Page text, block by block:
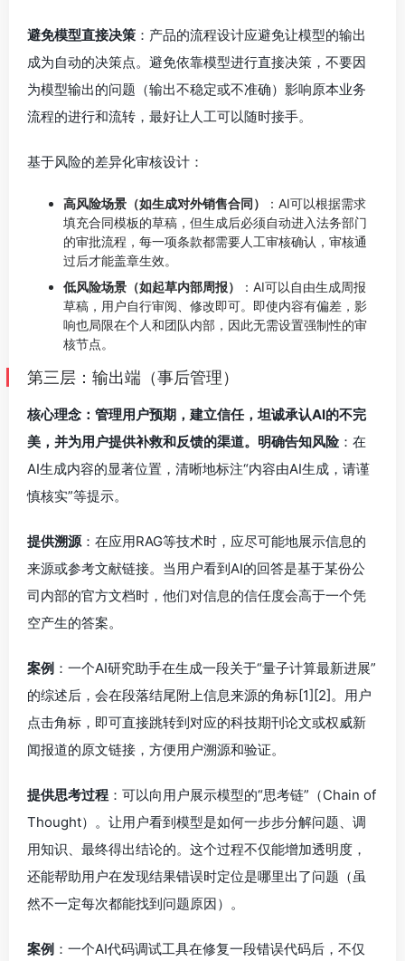
避免模型直接决策 ：产品的流程设计应避免让模型的输出
成为自动的决策点。避免依靠模型进行直接决策，不要因
为模型输出的问题（输出不稳定或不准确）影响原本业务
流程的进行和流转，最好让人工可以随时接手。
基于风险的差异化审核设计：
高风险场景（如生成对外销售合同）
：AI可以根据需求
填充合同模板的草稿，但生成后必须自动进入法务部门
的审批流程，每一项条款都需要人工审核确认，审核通
过后才能盖章生效。
低风险场景（如起草内部周报）
：AI可以自由生成周报
草稿，用户自行审阅、修改即可。即使内容有偏差，影
响也局限在个人和团队内部，因此无需设置强制性的审
核节点。
第三层：输出端（事后管理）
核心理念：管理用户预期，建立信任，坦诚承认AI的不完
美，并为用户提供补救和反馈的渠道。明确告知风险：在
AI生成内容的显著位置，清晰地标注“内容由AI生成，请谨
慎核实”等提示。
提供溯源：在应用RAG等技术时，应尽可能地展示信息的
来源或参考文献链接。当用户看到AI的回答是基于某份公
司内部的官方文档时，他们对信息的信任度会高于一个凭
空产生的答案。
案例 ：一个AI研究助手在生成一段关于“量子计算最新进展”
的综述后，会在段落结尾附上信息来源的角标[1][2]。用户
点击角标，即可直接跳转到对应的科技期刊论文或权威新
闻报道的原文链接，方便用户溯源和验证。
提供思考过程 ：可以向用户展示模型的“思考链”（Chain of
Thought）。让用户看到模型是如何一步步分解问题、调
用知识、最终得出结论的。这个过程不仅能增加透明度，
还能帮助用户在发现结果错误时定位是哪里出了问题（虽
然不一定每次都能找到问题原因）。
案例 ：一个AI代码调试工具在修复一段错误代码后，不仅